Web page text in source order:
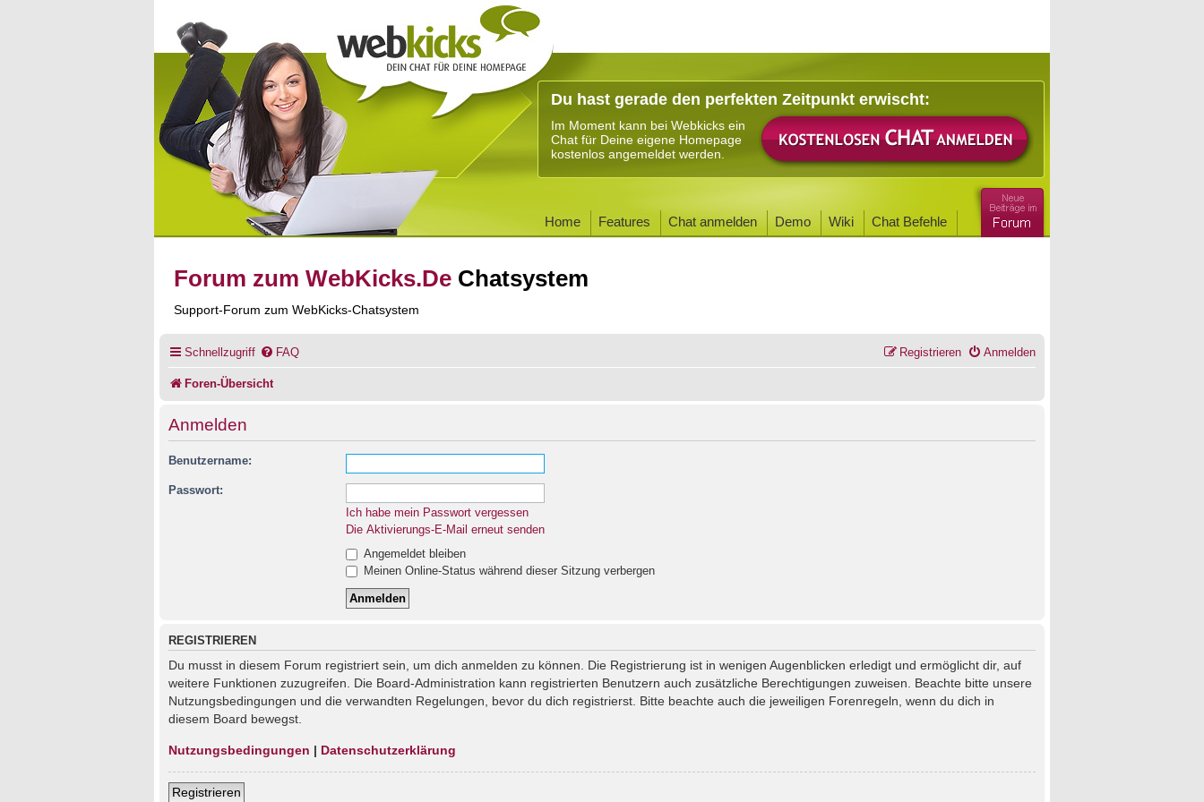
Du hast gerade den perfekten Zeitpunkt erwischt:
Im Moment kann bei Webkicks ein
Chat für Deine eigene Homepage
kostenlos angemeldet werden.
Home Features Chat anmelden Demo Wiki Chat Befehle
Forum zum WebKicks.De Chatsystem
Support-Forum zum WebKicks-Chatsystem
Schnellzugriff FAQ Anmelden
Registrieren
Foren-Übersicht
Anmelden
Benutzername:
Passwort:
Ich habe mein Passwort vergessen
Die Aktivierungs-E-Mail erneut senden
Angemeldet bleiben
Meinen Online-Status während dieser Sitzung verbergen
REGISTRIEREN
Du musst in diesem Forum registriert sein, um dich anmelden zu können. Die Registrierung ist in wenigen Augenblicken erledigt und ermöglicht dir, auf
weitere Funktionen zuzugreifen. Die Board-Administration kann registrierten Benutzern auch zusätzliche Berechtigungen zuweisen. Beachte bitte unsere
Nutzungsbedingungen und die verwandten Regelungen, bevor du dich registrierst. Bitte beachte auch die jeweiligen Forenregeln, wenn du dich in
diesem Board bewegst.
Nutzungsbedingungen | Datenschutzerklärung
Registrieren